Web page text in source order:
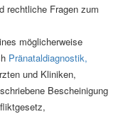
rechtliche Fragen zum
möglicherweise
Pränataldiagnostik,
und Kliniken,
Bescheinigung